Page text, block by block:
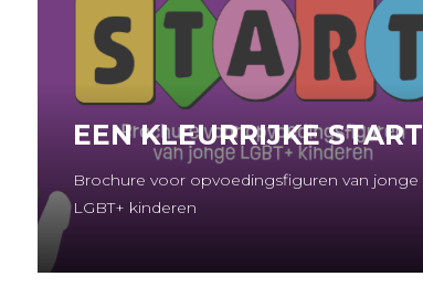
EEN KLEURRIJKE START
Brochure voor opvoedingsfiguren van jonge
LGBT+ kinderen